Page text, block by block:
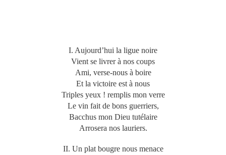
I. Aujourd’hui la ligue noire
Vient se livrer à nos coups
Ami, verse-nous à boire
Et la victoire est à nous
Triples yeux ! remplis mon verre
Le vin fait de bons guerriers,
Bacchus mon Dieu tutélaire
Arrosera nos lauriers.
II. Un plat bougre nous menace